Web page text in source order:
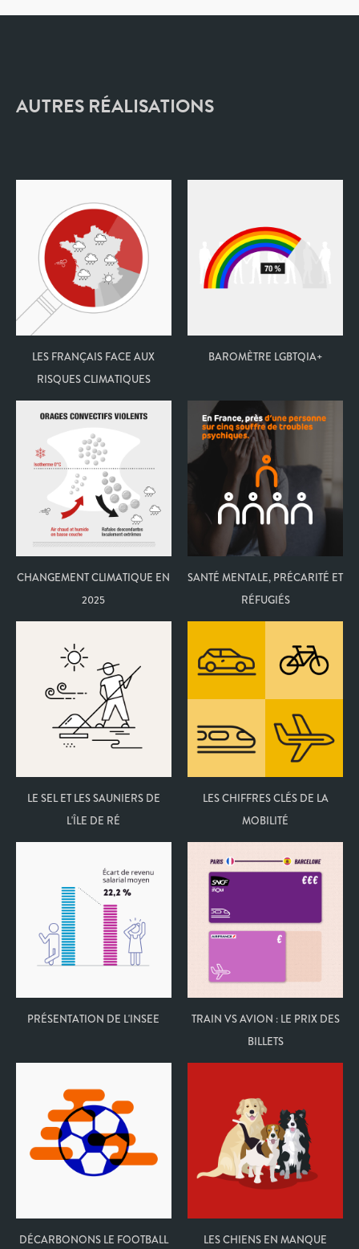
AUTRES RÉALISATIONS
LES FRANÇAIS FACE AUX
RISQUES CLIMATIQUES
BAROMÈTRE LGBTQIA+
CHANGEMENT CLIMATIQUE EN
2025
SANTÉ MENTALE, PRÉCARITÉ ET
RÉFUGIÉS
LE SEL ET LES SAUNIERS DE
L'ÎLE DE RÉ
LES CHIFFRES CLÉS DE LA
MOBILITÉ
PRÉSENTATION DE L'INSEE
TRAIN VS AVION : LE PRIX DES
BILLETS
DÉCARBONONS LE FOOTBALL
LES CHIENS EN MANQUE